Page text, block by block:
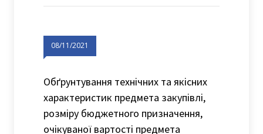
08/11/2021
Обґрунтування технічних та якісних
характеристик предмета закупівлі,
розміру бюджетного призначення,
очікуваної вартості предмета